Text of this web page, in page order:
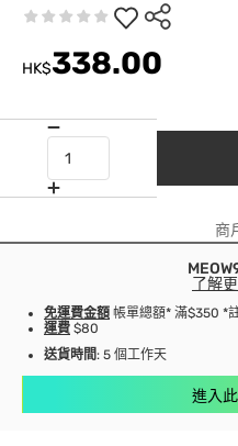
HK$338.00
商
了解
免運費金額 帳單總額* 滿$350 *
運費 $80
送貨時間: 5 個工作天
進入